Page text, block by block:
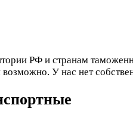
РФ и странам
У нас нет